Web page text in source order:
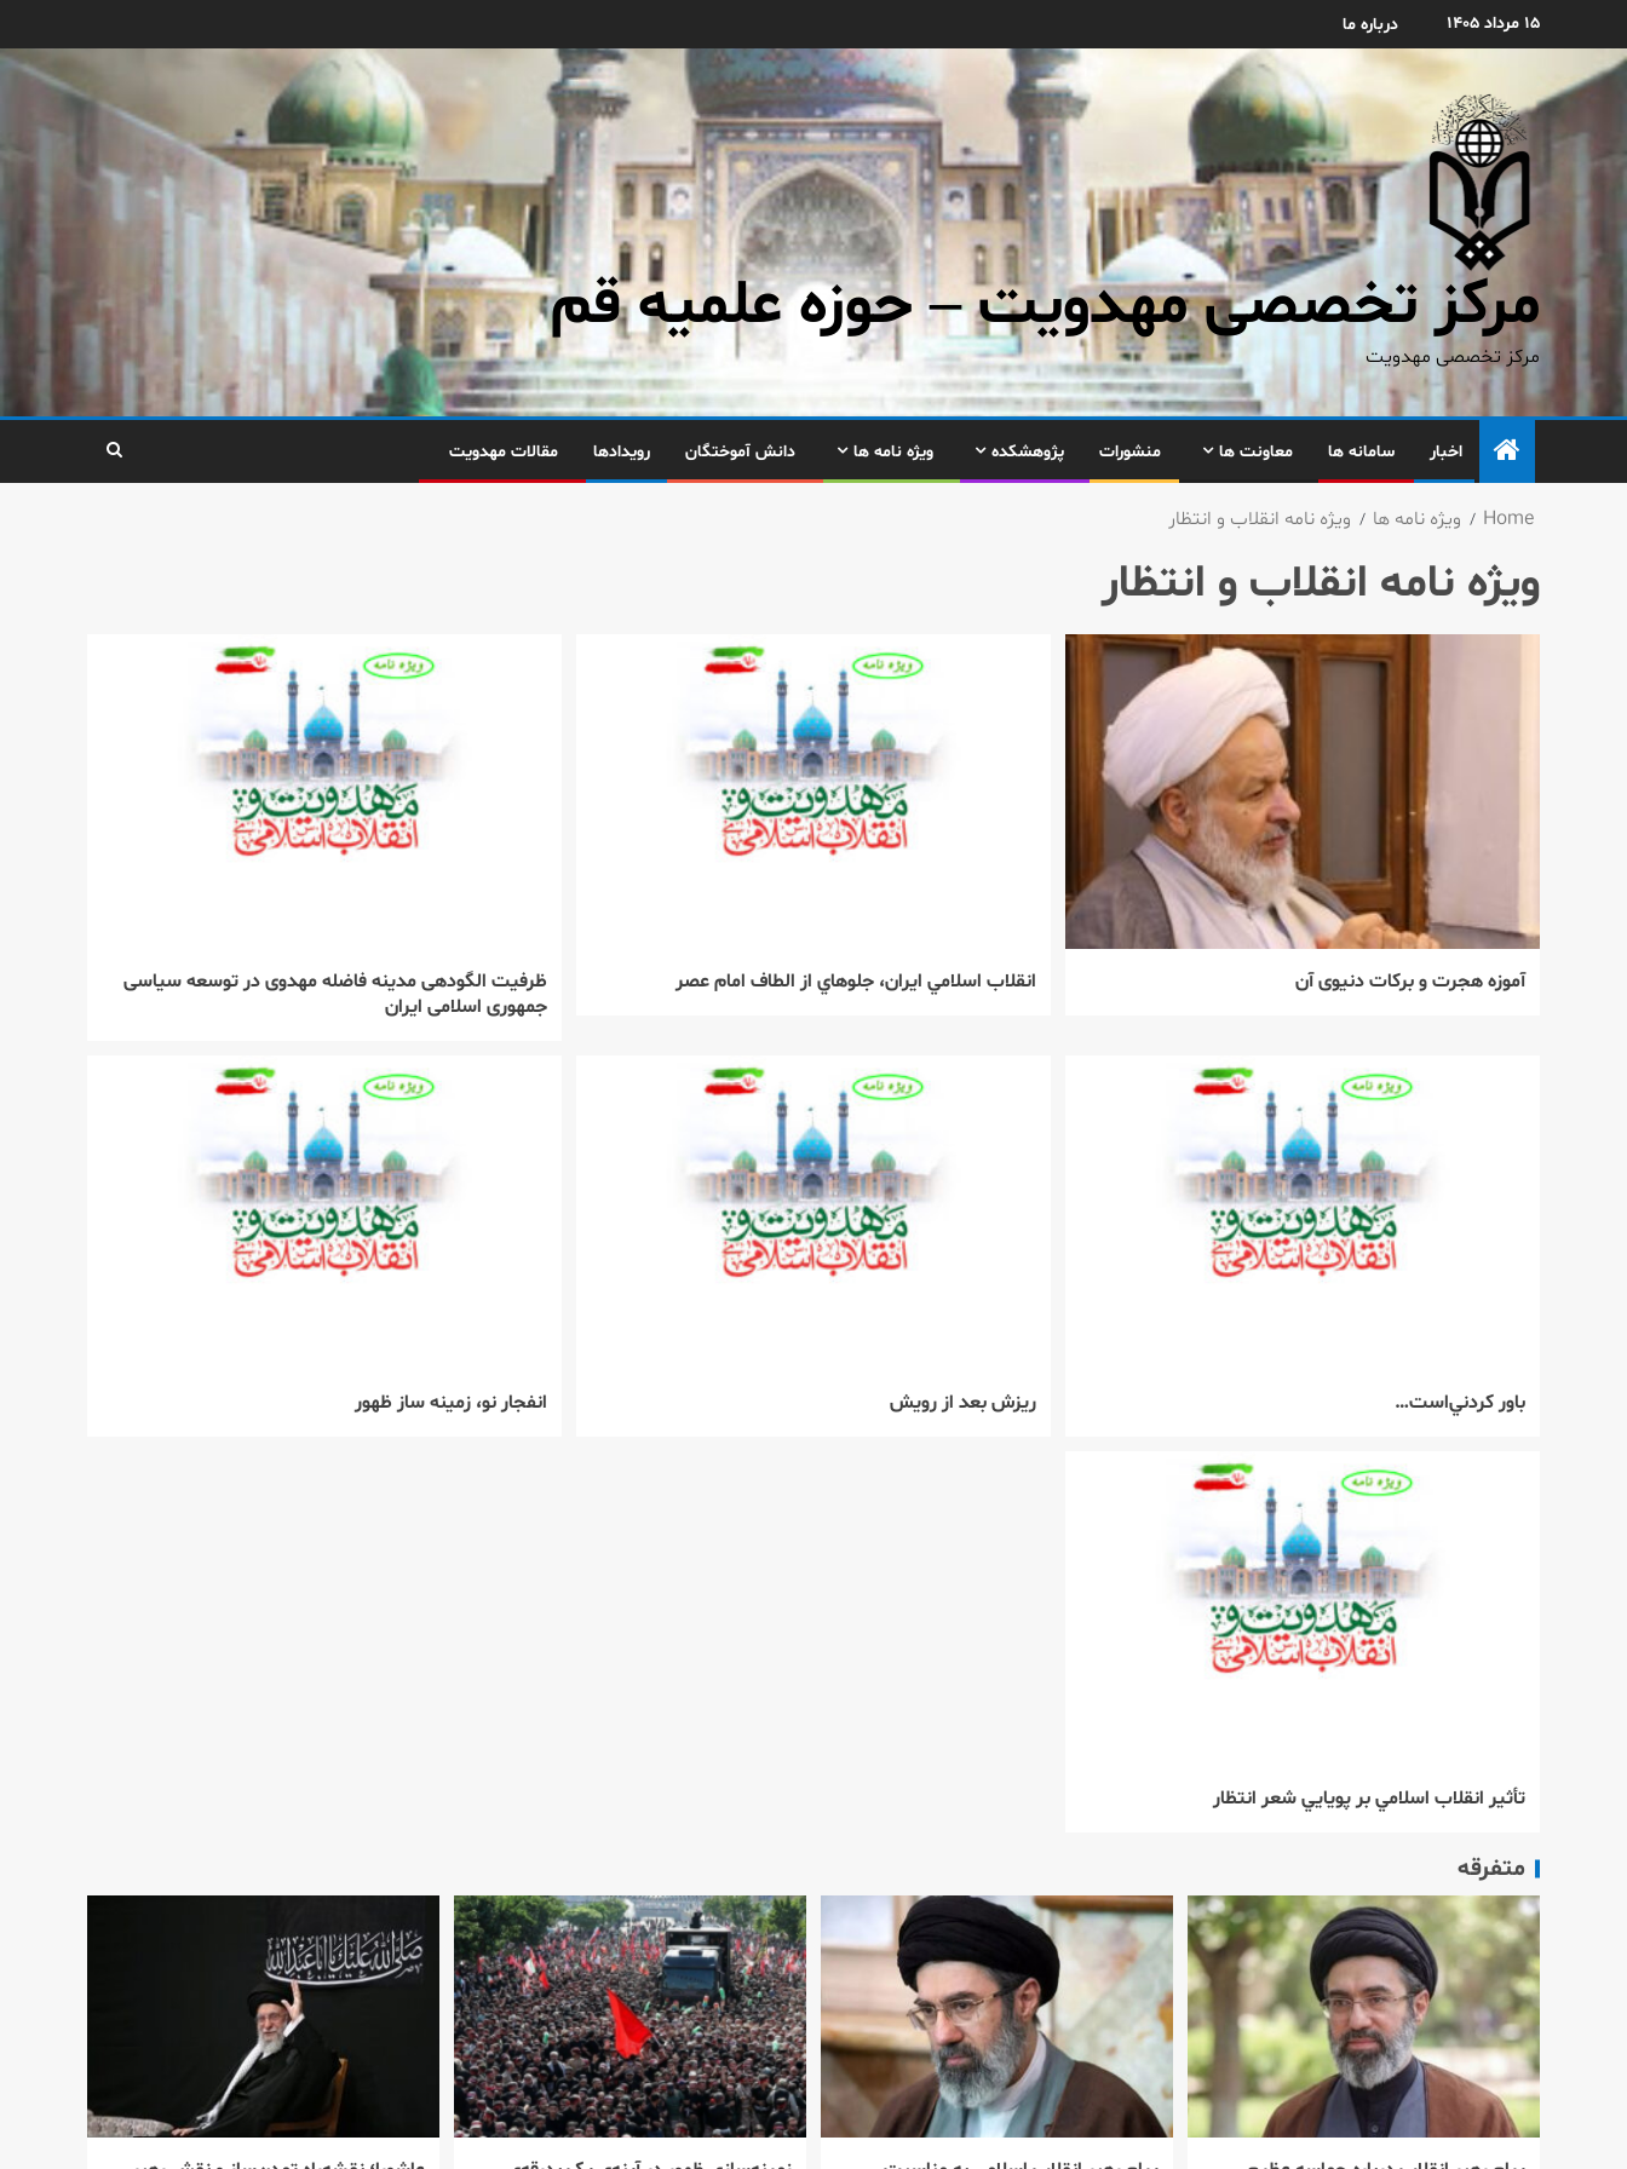
۱۵ مرداد ۱۴۰۵ درباره ما
مرکز تخصصی مهدویت – حوزه علمیه قم
مرکز تخصصی مهدویت
اخبار سامانه ها معاونت ها منشورات پژوهشکده ویژه نامه ها دانش آموختگان رویدادها مقالات مهدویت
Home ویژه نامه ها ویژه نامه انقلاب و انتظار
ویژه نامه انقلاب و انتظار
آموزه هجرت و برکات دنیوی آن انقلاب اسلامي ايران، جلوهاي از الطاف امام عصر
ظرفیت الگودهی مدینه فاضله مهدوی در توسعه سیاسی
جمهوری اسلامی ایران
باور كردني‌است… ريزش بعد از رويش انفجار نو، زمينه ساز ظهور
تأثير انقلاب اسلامي بر پويايي شعر انتظار
متفرقه